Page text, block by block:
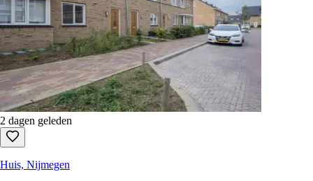
2 dagen geleden
Huis, Nijmegen